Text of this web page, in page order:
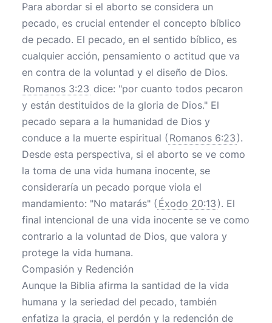
Para abordar si el aborto se considera un
pecado, es crucial entender el concepto bíblico
de pecado. El pecado, en el sentido bíblico, es
cualquier acción, pensamiento o actitud que va
en contra de la voluntad y el diseño de Dios.
Romanos 3:23 dice: "por cuanto todos pecaron
y están destituidos de la gloria de Dios." El
pecado separa a la humanidad de Dios y
conduce a la muerte espiritual ( Romanos 6:23 ).
Desde esta perspectiva, si el aborto se ve como
la toma de una vida humana inocente, se
consideraría un pecado porque viola el
mandamiento: "No matarás" ( Éxodo 20:13 ). El
final intencional de una vida inocente se ve como
contrario a la voluntad de Dios, que valora y
protege la vida humana.
Compasión y Redención
Aunque la Biblia afirma la santidad de la vida
humana y la seriedad del pecado, también
enfatiza la gracia, el perdón y la redención de